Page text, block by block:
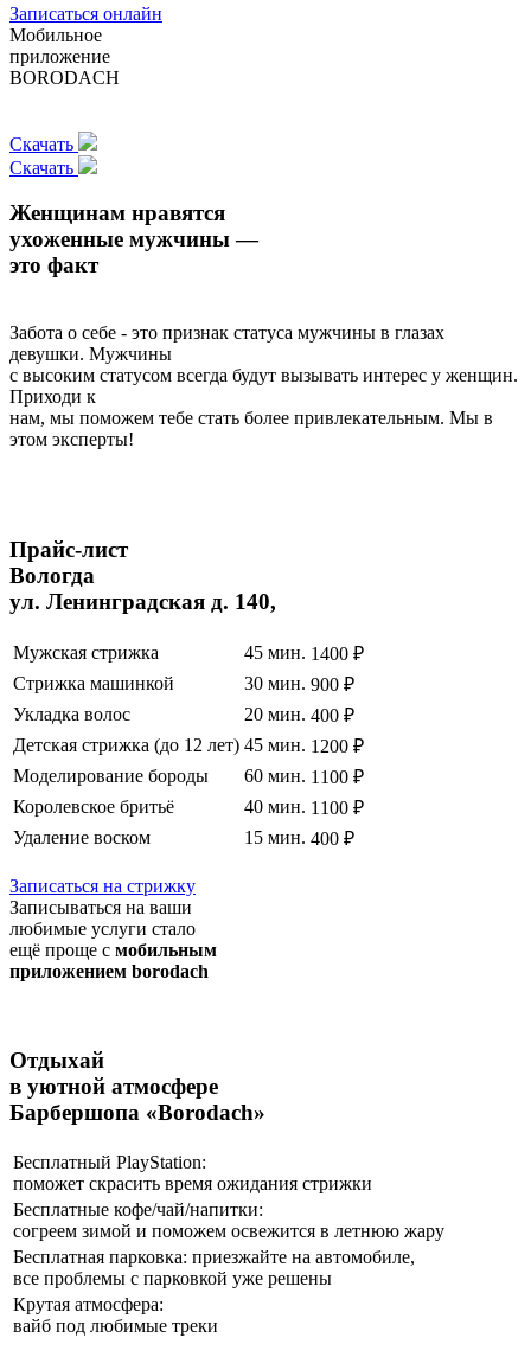
Записаться онлайн
Мобильное
приложение
BORODACH
Скачать
Скачать
Женщинам нравятся
ухоженные мужчины —
это факт
Забота о себе - это признак статуса мужчины в глазах
девушки. Мужчины
с высоким статусом всегда будут вызывать интерес у женщин.
Приходи к
нам, мы поможем тебе стать более привлекательным. Мы в
этом эксперты!
Прайс-лист
Вологда
ул. Ленинградская д. 140,
Мужская стрижка 45 мин. 1400 ₽
Стрижка машинкой
30 мин. 900 ₽
Укладка волос
20 мин. 400 ₽
Детская стрижка (до 12 лет) 45 мин. 1200 ₽
Моделирование бороды
60 мин. 1100 ₽
Королевское бритьё
40 мин. 1100 ₽
Удаление воском
15 мин. 400 ₽
Записаться на стрижку
Записываться на ваши
любимые услуги стало
ещё проще с мобильным
приложением borodach
Отдыхай
в уютной атмосфере
Барбершопа «Borodach»
Бесплатный PlayStation:
поможет скрасить время ожидания стрижки
Бесплатные кофе/чай/напитки:
согреем зимой и поможем освежится в летнюю жару
Бесплатная парковка: приезжайте на автомобиле,
все проблемы с парковкой уже решены
Крутая атмосфера:
вайб под любимые треки